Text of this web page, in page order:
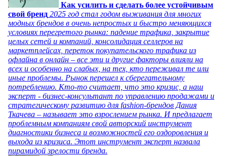
Как усилить и сделать более устойчивым
свой бренд 2025 год стал годом выживания для многих
модных брендов в очень непростых и быстро меняющихся
условиях перегретого рынка: падение трафика, закрытие
целых сетей и компаний, консолидация селлеров на
маркетплейсах, переток покупательского трафика из
офлайна в онлайн – все эти и другие факторы влияли на
всех и особенно на слабых, на тех, кто переживал те или
иные проблемы. Рынок перешел к сберегательному
потреблению. Кто-то считает, что это кризис, а наш
эксперт - бизнес-консультант по управлению продажами и
стратегическому развитию для fashion-брендов Дания
Ткачева – называет это взрослением рынка. И предлагает
проблемным компаниям свой авторский инструмент
диагностики бизнеса и возможностей его оздоровления и
выхода из кризиса. Этот инструмент эксперт назвала
пирамидой зрелости бренда.